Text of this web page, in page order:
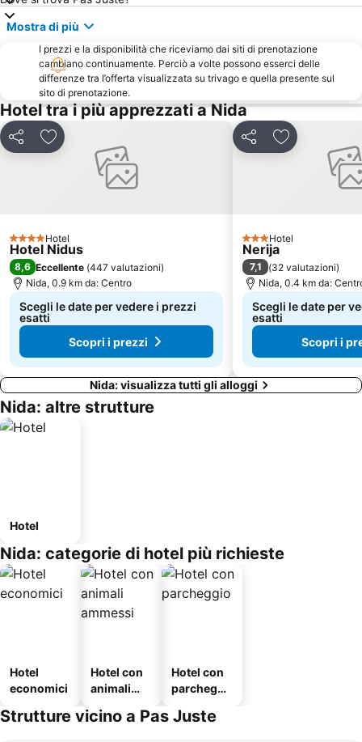
Mostra di più
I prezzi e la disponibilità che riceviamo dai siti di prenotazione
cambiano continuamente. Perciò a volte possono esserci delle
differenze tra l’offerta visualizzata su trivago e quella presente sul
sito di prenotazione.
Hotel tra i più apprezzati a Nida
CondividiAggiungi ai preferiti
4 StelleHotel
Hotel Nidus
8,6 Eccellente (447 valutazioni)
Nida, 0.9 km da: Centro
Scegli le date per vedere i prezzi
esatti
Scopri i prezzi
CondividiAggiungi ai
3 StelleHotel
Nerija
7,1 (32 valutazioni)
Nida, 0.4 km da:
Scegli le date per
esatti
Scopri i
Nida: visualizza tutti gli alloggi
Nida: altre strutture
Hotel
Nida: categorie di hotel più richieste
Hotel
economici
Hotel con
animali
Hotel con
parcheggi
Strutture vicino a Pas Juste